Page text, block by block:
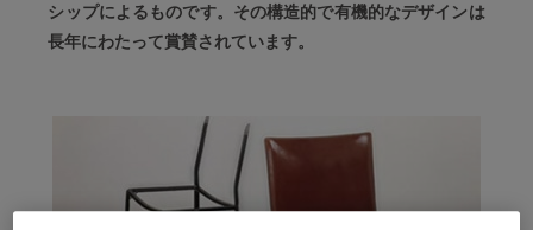
シップによるものです。その構造的で有機的なデザインは
長年にわたって賞賛されています。